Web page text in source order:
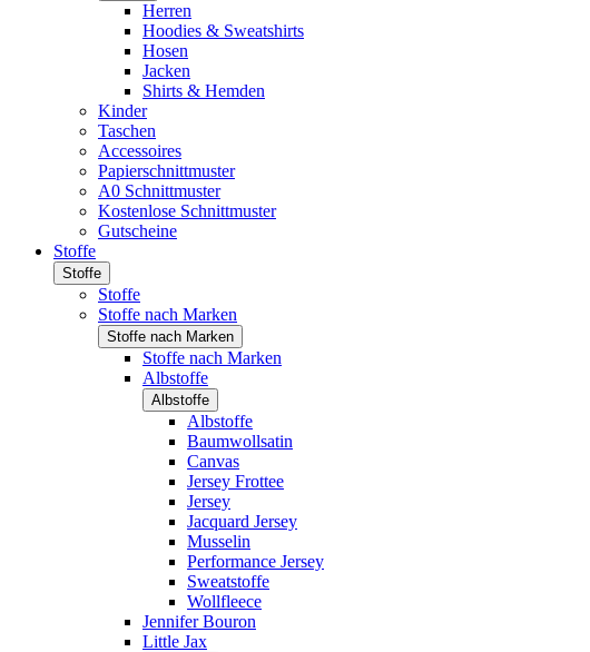
Herren
Hoodies & Sweatshirts
Hosen
Jacken
Shirts & Hemden
Kinder
Taschen
Accessoires
Papierschnittmuster
A0 Schnittmuster
Kostenlose Schnittmuster
Gutscheine
Stoffe
Stoffe
Stoffe
Stoffe nach Marken
Stoffe nach Marken
Stoffe nach Marken
Albstoffe
Albstoffe
Albstoffe
Baumwollsatin
Canvas
Jersey Frottee
Jersey
Jacquard Jersey
Musselin
Performance Jersey
Sweatstoffe
Wollfleece
Jennifer Bouron
Little Jax